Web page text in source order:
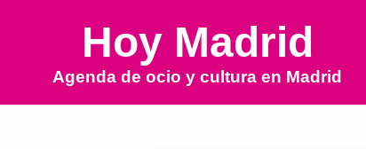
Hoy Madrid
Agenda de ocio y cultura en Madrid